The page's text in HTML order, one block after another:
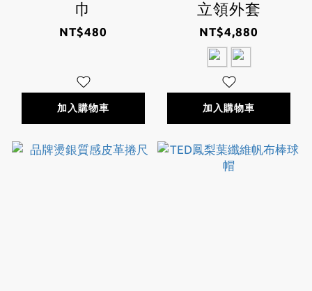
巾
NT$480
加入購物車
立領外套
NT$4,880
加入購物車